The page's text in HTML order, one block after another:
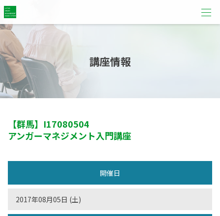
講座情報
【群馬】 I17080504
アンガーマネジメント入門講座
開催日
2017年08月05日 (土)